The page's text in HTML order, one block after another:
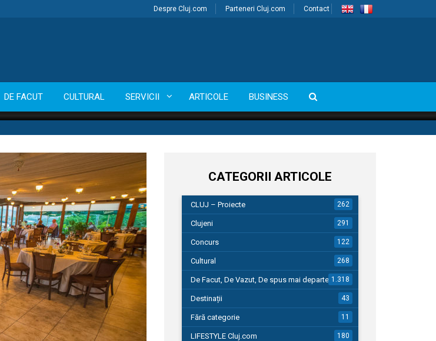
Despre Cluj.com Parteneri Cluj.com Contact
DE FACUT CULTURAL SERVICII ARTICOLE BUSINESS
CATEGORII ARTICOLE
CLUJ – Proiecte 262
Clujeni 291
Concurs 122
Cultural 268
De Facut, De Vazut, De spus mai departe…1.318
Destinații 43
Fără categorie 11
LIFESTYLE Cluj.com 180